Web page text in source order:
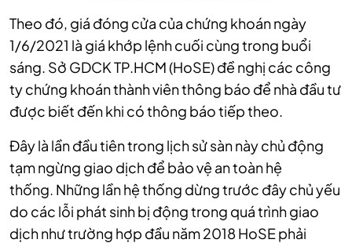
Theo đó, giá đóng cửa của chứng khoán ngày
1/6/2021 là giá khớp lệnh cuối cùng trong buổi
sáng. Sở GDCK TP.HCM (HoSE) đề nghị các công
ty chứng khoán thành viên thông báo để nhà đầu tư
được biết đến khi có thông báo tiếp theo.
Đây là lần đầu tiên trong lịch sử sàn này chủ động
tạm ngừng giao dịch để bảo vệ an toàn hệ
thống. Những lần hệ thống dừng trước đây chủ yếu
do các lỗi phát sinh bị động trong quá trình giao
dịch như trường hợp đầu năm 2018 HoSE phải